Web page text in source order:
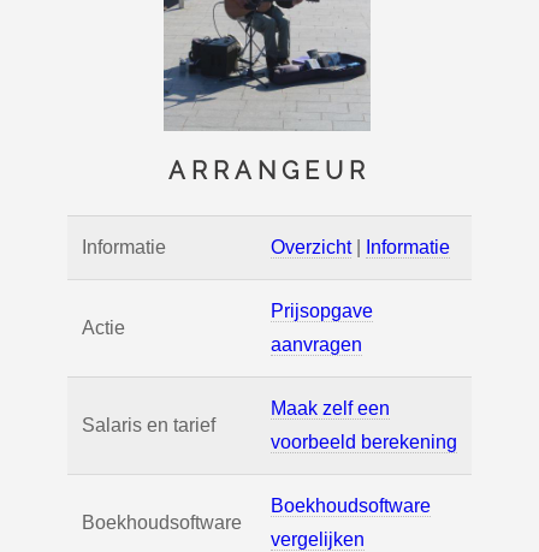
ARRANGEUR
Informatie Overzicht| Informatie
Actie
Prijsopgave
aanvragen
Salaris en tarief
Maak zelf een
voorbeeld berekening
Boekhoudsoftware
Boekhoudsoftware
vergelijken